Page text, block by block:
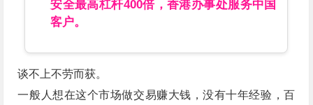
安全最高杠杆400倍，香港办事处服务中国
客户。
谈不上不劳而获。
一般人想在这个市场做交易赚大钱，没有十年经验，百